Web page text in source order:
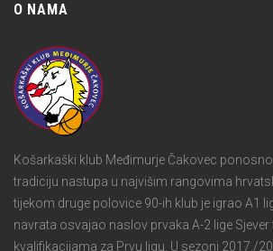
O NAMA
Košarkaški klub Međimurje Čakovec
tradiciju nastupa u najvišim rangovima
tijekom druge polovice 90-ih klub je igrao A1
navrata osvajao naslov prvaka A-2 lige
kvalifikacijama za Prvu ligu. U sezoni 2017./